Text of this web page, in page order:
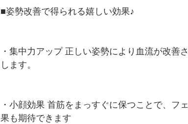
■姿勢改善で得られる嬉しい効果♪
・集中力アップ 正しい姿勢により血流が改
します。
・小顔効果 首筋をまっすぐに保つことで、フ
果も期待できます